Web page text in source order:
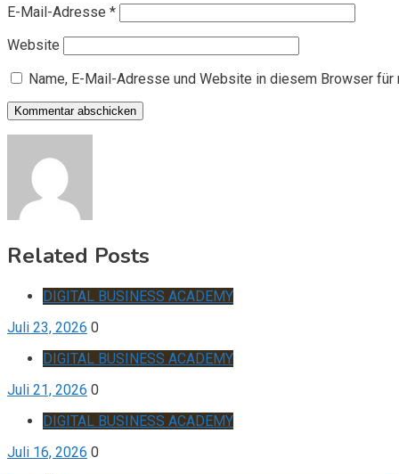
E-Mail-Adresse *
Website
Name, E-Mail-Adresse und Website in diesem Browser
Related Posts
DIGITAL BUSINESS ACADEMY
Juli 23, 2026 0
DIGITAL BUSINESS ACADEMY
Juli 21, 2026 0
DIGITAL BUSINESS ACADEMY
Juli 16, 2026 0